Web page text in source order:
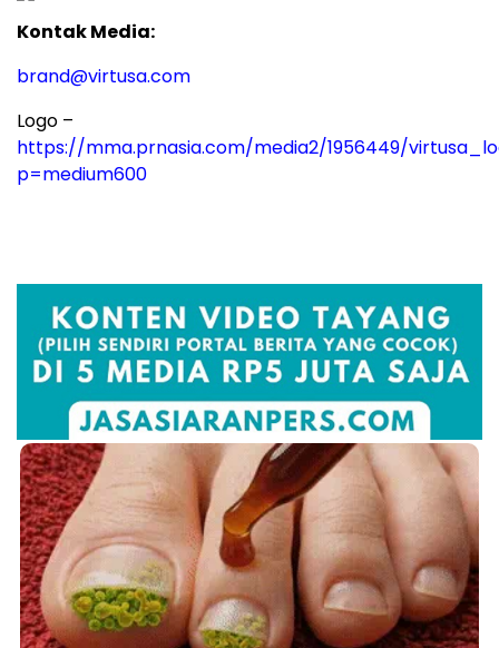
Kontak Media:
brand@virtusa.com
Logo –
https://mma.prnasia.com/media2/1956449/
p=medium600